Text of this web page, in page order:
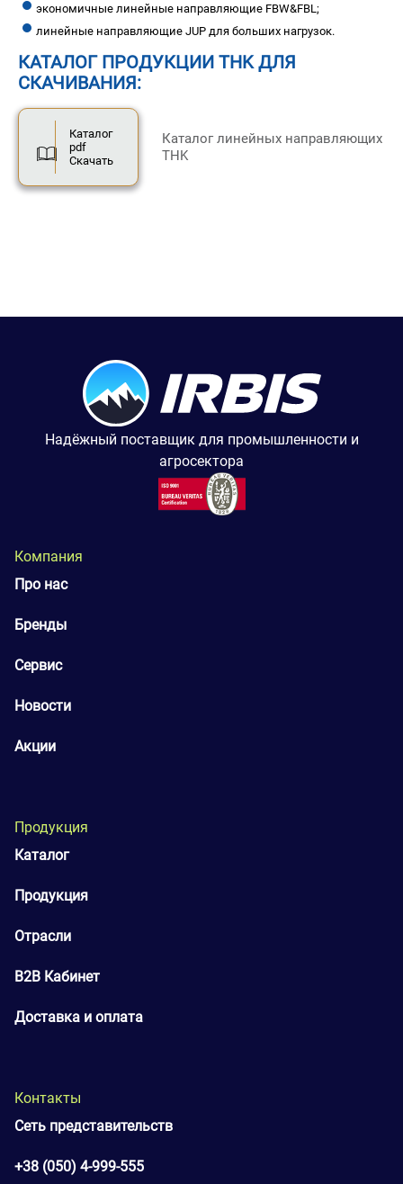
экономичные линейные направляющие FBW&FBL;
линейные направляющие JUP для больших нагрузок.
КАТАЛОГ ПРОДУКЦИИ THK ДЛЯ
СКАЧИВАНИЯ:
Каталог
pdf
Скачать
Каталог линейных направляющих
THK
Надёжный поставщик для промышленности и
агросектора
Компания
Про нас
Бренды
Сервис
Новости
Акции
Продукция
Каталог
Продукция
Отрасли
B2B Кабинет
Доставка и оплата
Контакты
Сеть представительств
+38 (050) 4-999-555